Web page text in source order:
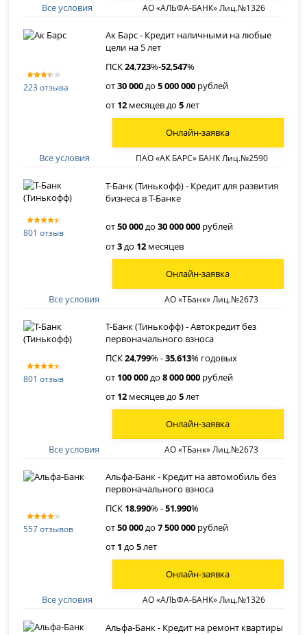
Все условия АО «АЛЬФА-БАНК» Лиц.№1326
223 отзыва
Ак Барс - Кредит наличными на любые
цели на 5 лет
ПСК24,723%-52,547%
от30 000до5 000 000 рублей
от 12 месяцев до5лет
Все условия ПАО «АК БАРС» БАНК Лиц.№2590
Онлайн-заявка
801 отзыв
Т-Банк (Тинькофф) - Кредит для развития
бизнеса в Т-Банке
от50 000до30 000 000 рублей
от3 до 12 месяцев
Все условия АО «ТБанк» Лиц.№2673
Онлайн-заявка
801 отзыв
Т-Банк (Тинькофф) - Автокредит без
первоначального взноса
ПСК24,799% -35,613% годовых
от 100 000до8 000 000 рублей
от 12 месяцев до5лет
Все условия АО «ТБанк» Лиц.№2673
Онлайн-заявка
557 отзывов
Альфа-Банк - Кредит на автомобиль без
первоначального взноса
ПСК 18,990% -51,990%
от50 000до7 500 000 рублей
от 1 до5лет
Все условия АО «АЛЬФА-БАНК» Лиц.№1326
Онлайн-заявка
Альфа-Банк - Кредит на ремонт квартиры